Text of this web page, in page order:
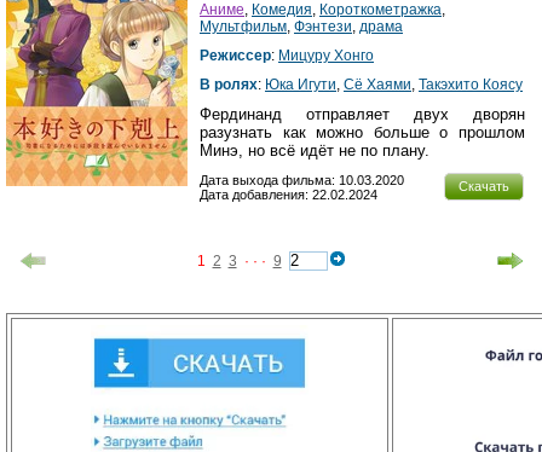
Аниме, Комедия, Короткометражка,
Мультфильм, Фэнтези, драма
Режиссер: Мицуру Хонго
В ролях: Юка Игути, Сё Хаями, Такэхито Коясу
Фердинанд отправляет двух дворян
разузнать как можно больше о прошлом
Минэ, но всё идёт не по плану.
Скачать
Дата выхода фильма: 10.03.2020
Дата добавления: 22.02.2024
1 2 3 · · · 9